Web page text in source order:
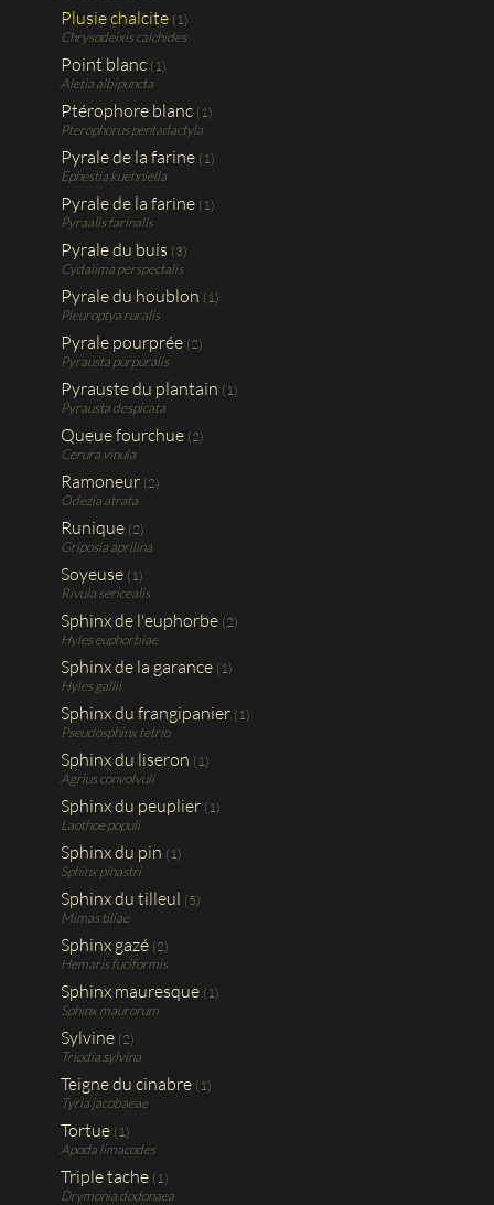
Plusie chalcite (1)
Chrysodeixis calchides
Point blanc (1)
Aletia albipuncta
Ptérophore blanc (1)
Pterophorus pentadactyla
Pyrale de la farine (1)
Ephestia kuehniella
Pyrale de la farine (1)
Pyraalis farinalis
Pyrale du buis (3)
Cydalima perspectalis
Pyrale du houblon (1)
Pleuroptya ruralis
Pyrale pourprée (2)
Pyrausta purpuralis
Pyrauste du plantain (1)
Pyrausta despicata
Queue fourchue (2)
Cerura vinula
Ramoneur (2)
Odezia atrata
Runique (2)
Griposia aprilina
Soyeuse (1)
Rivula sericealis
Sphinx de l'euphorbe (2)
Hyles euphorbiae
Sphinx de la garance (1)
Hyles gallii
Sphinx du frangipanier (1)
Pseudosphinx tetrio
Sphinx du liseron (1)
Agrius convolvuli
Sphinx du peuplier (1)
Laothoe populi
Sphinx du pin (1)
Sphinx pinastri
Sphinx du tilleul (5)
Mimas tiliae
Sphinx gazé (2)
Hemaris fuciformis
Sphinx mauresque (1)
Sphinx maurorum
Sylvine (2)
Triodia sylvina
Teigne du cinabre (1)
Tyria jacobaeae
Tortue (1)
Apoda limacodes
Triple tache (1)
Drymonia dodonaea